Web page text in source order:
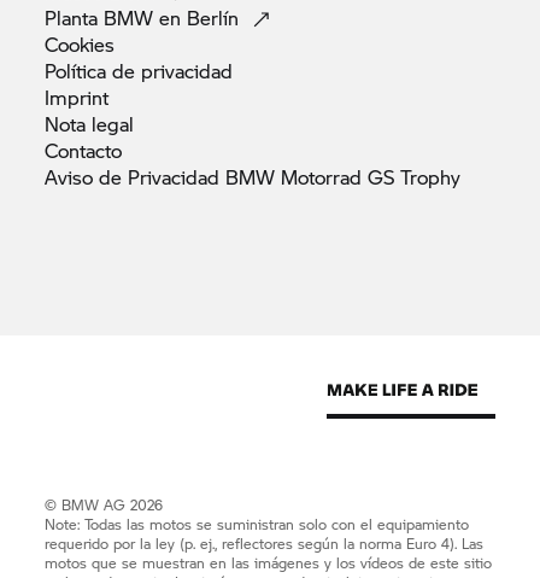
Planta BMW en Berlín
Cookies
Política de privacidad
Imprint
Nota legal
Contacto
Aviso de Privacidad BMW Motorrad GSTrophy
© BMW AG 2026
Note: Todas las motos se suministran solo con el equipamiento
requerido por la ley (p. ej., reflectores según la norma Euro 4). Las
motos que se muestran en las imágenes y los vídeos de este sitio